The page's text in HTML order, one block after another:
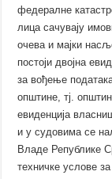
федералне
лица сачувају
очева и мајки
постоји двојна
за вођење
општине, тј.
евиденција
и у судовима се
Владе Републике
техничке услове